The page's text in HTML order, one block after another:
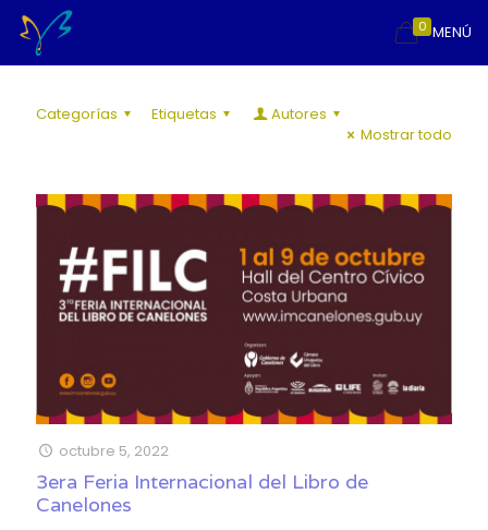
MENÚ
0
Categorías Etiquetas
Autores
Mostrar todo
octubre 5, 2022
3era Feria Internacional del Libro de
Canelones